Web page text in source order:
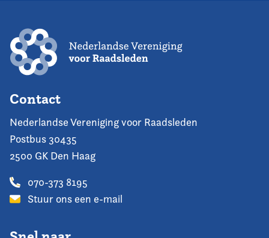
Contact
Nederlandse Vereniging voor Raadsleden
Postbus 30435
2500 GK Den Haag
070-373 8195
Stuur ons een e-mail